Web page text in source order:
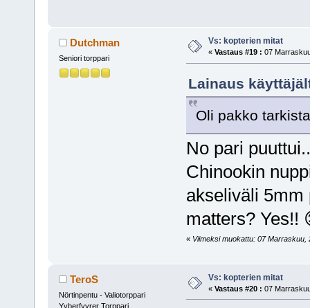
Dutchman
Seniori torppari
Vs: kopterien mitat
« Vastaus #19 : 07
Lainaus
Oli pakko
No pari
Chinookin
akseliväli 5mm
matters? Yes!!
« Viimeksi muokattu: 07 Marraskuu,
TeroS
Nörtinpentu - Valiotorppari
Yyberfyyrer Torppari
Vs: kopterien mitat
« Vastaus #20 : 07